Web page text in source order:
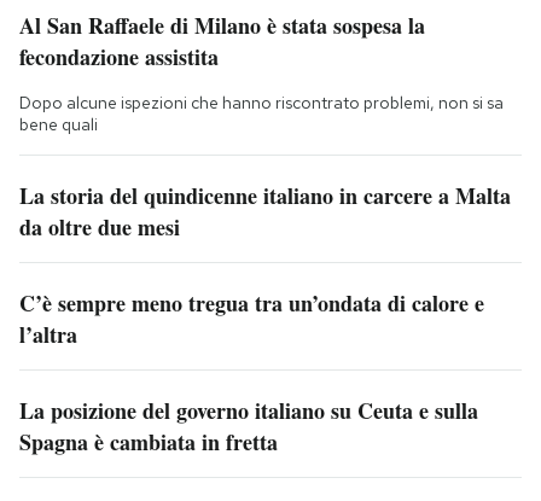
Al San Raffaele di Milano è stata sospesa la
fecondazione assistita
Dopo alcune ispezioni che hanno riscontrato problemi, non si sa
bene quali
La storia del quindicenne italiano in carcere a Malta
da oltre due mesi
C’è sempre meno tregua tra un’ondata di calore e
l’altra
La posizione del governo italiano su Ceuta e sulla
Spagna è cambiata in fretta